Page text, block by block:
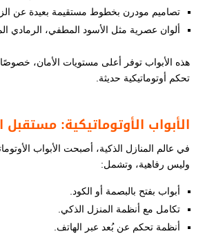
تصاميم مودرن بخطوط مستقيمة بعيدة عن
ألوان عصرية مثل الأسود المطفي، الرمادي
هذه الأبواب توفر أعلى مستويات الأمان،
تحكم أوتوماتيكية حديثة.
الأبواب الأوتوماتيكية: مستقبل
في عالم المنازل الذكية، أصبحت الأبواب
وليس رفاهية، وتشمل:
أبواب بفتح بالبصمة أو الكود.
تكامل مع أنظمة المنزل الذكي.
أنظمة تحكم عن بُعد عبر الهاتف.